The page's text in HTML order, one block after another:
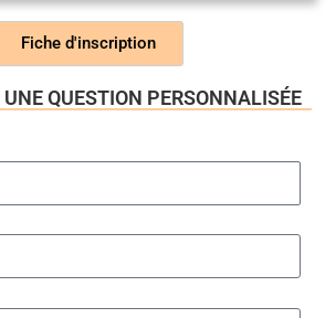
Fiche d'inscription
QUESTION PERSONNALISÉE